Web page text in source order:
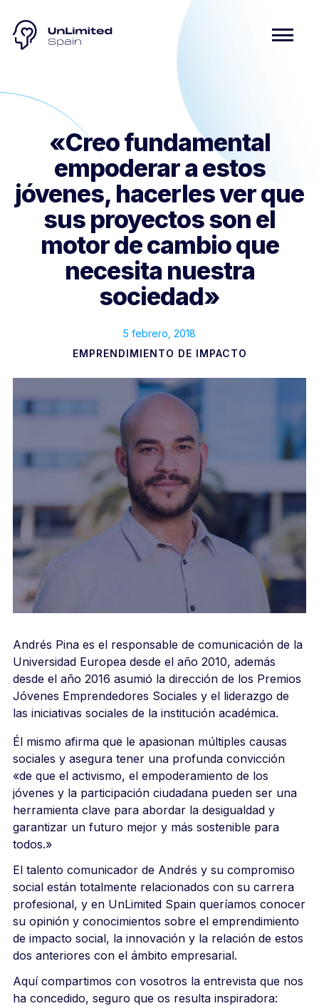
«Creo fundamental
empoderar a estos
jóvenes, hacerles ver que
sus proyectos son el
motor de cambio que
necesita nuestra
sociedad»
5 febrero, 2018
EMPRENDIMIENTO DE IMPACTO
Andrés Pina es el responsable de comunicación de la
Universidad Europea desde el año 2010, además
desde el año 2016 asumió la dirección de los Premios
Jóvenes Emprendedores Sociales y el liderazgo de
las iniciativas sociales de la institución académica.
Él mismo afirma que le apasionan múltiples causas
sociales y asegura tener una profunda convicción
«de que el activismo, el empoderamiento de los
jóvenes y la participación ciudadana pueden ser una
herramienta clave para abordar la desigualdad y
garantizar un futuro mejor y más sostenible para
todos.»
El talento comunicador de Andrés y su compromiso
social están totalmente relacionados con su carrera
profesional, y en UnLimited Spain queríamos conocer
su opinión y conocimientos sobre el emprendimiento
de impacto social, la innovación y la relación de estos
dos anteriores con el ámbito empresarial.
Aquí compartimos con vosotros la entrevista que nos
ha concedido, seguro que os resulta inspiradora: